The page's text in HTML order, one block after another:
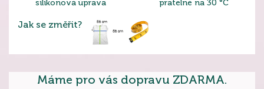
silikonová úprava pratelné na 30 °C
Jak se změřit?
Máme pro vás dopravu ZDARMA.